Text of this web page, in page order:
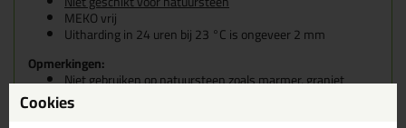
MEKO vrij
Uitharding in 24 uren bij 23 °C is ongeveer 2 mm
Opmerkingen:
Niet gebruiken op natuursteen zoals marmer, graniet
(vlekvorming).
Een totale afwezigheid van UV kan een kleurverandering
Cookies